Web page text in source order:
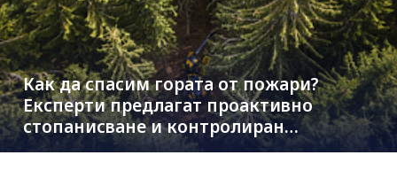
Как да спасим гората от пожари?
Експерти предлагат проактивно
стопанисване и контролиран
дърводобив